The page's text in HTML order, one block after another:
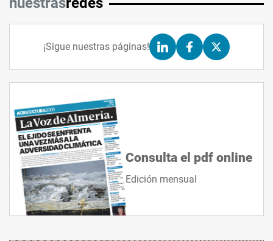
¡Sigue nuestras páginas!
LinkedInFacebookInstagram
Consulta el pdf online
Edición mensual